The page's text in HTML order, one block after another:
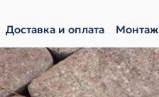
Доставка и оплата Монтаж